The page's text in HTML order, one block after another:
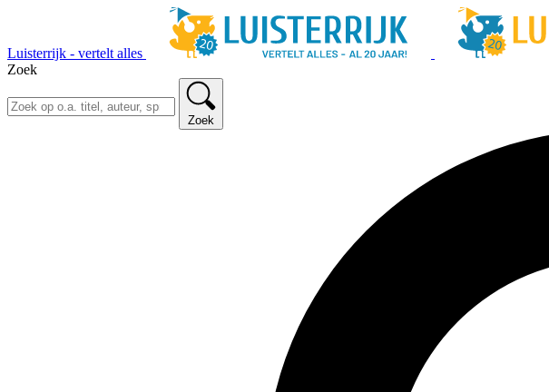
Luisterrijk - vertelt alles
Zoek
Zoek